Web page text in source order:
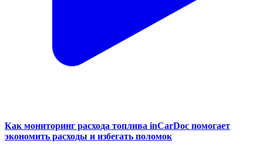
Как мониторинг расхода топлива inCarDoc помогает
экономить расходы и избегать поломок